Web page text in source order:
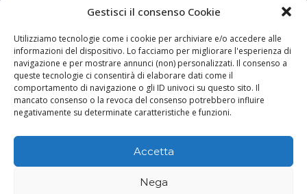
Gestisci il consenso Cookie
Utilizziamo tecnologie come i cookie per archiviare e/o accedere alle
informazioni del dispositivo. Lo facciamo per migliorare l'esperienza di
navigazione e per mostrare annunci (non) personalizzati. Il consenso a
queste tecnologie ci consentirà di elaborare dati come il
comportamento di navigazione o gli ID univoci su questo sito. Il
mancato consenso o la revoca del consenso potrebbero influire
negativamente su determinate caratteristiche e funzioni.
Accetta
Nega
08:00-12:00 14:00-18:30
Giovedì
08:00-12:00 14:00-18:30
Venerdì
08:00-12:00 14:00-18:30
Sabato
08:00-12:00
Rossoxweb